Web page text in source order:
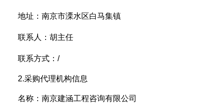
地址： 南京市溧水区白马集镇
联系人： 胡主任
联系方式： /
2.采购代理机构信息
名称： 南京建涵工程咨询有限公司